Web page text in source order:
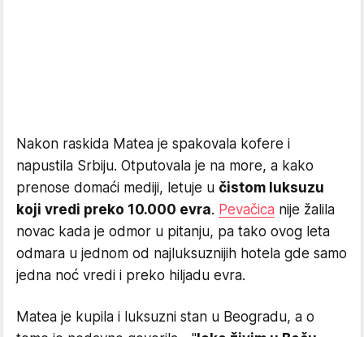
Nakon raskida Matea je spakovala kofere i
napustila Srbiju. Otputovala je na more, a kako
prenose domaći mediji, letuje u čistom luksuzu
koji vredi preko 10.000 evra. Pevačica nije žalila
novac kada je odmor u pitanju, pa tako ovog leta
odmara u jednom od najluksuznijih hotela gde samo
jedna noć vredi i preko hiljadu evra.
Matea je kupila i luksuzni stan u Beogradu, a o